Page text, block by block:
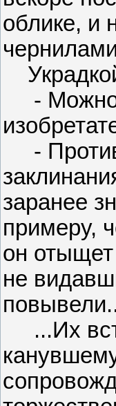
облике, и
- Можно
- Против
заранее
примеру,
он отыщет
не
...Их